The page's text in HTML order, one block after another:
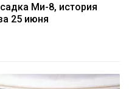
Ми-8, история
25 июня